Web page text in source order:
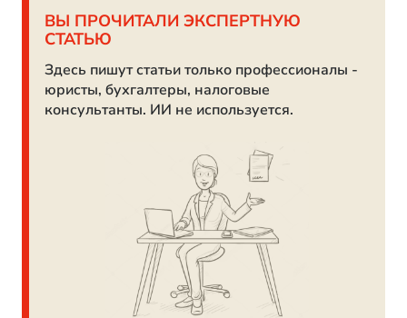
ВЫ ПРОЧИТАЛИ ЭКСПЕРТНУЮ
СТАТЬЮ
Здесь пишут статьи только профессионалы -
юристы, бухгалтеры, налоговые
консультанты. ИИ не используется.